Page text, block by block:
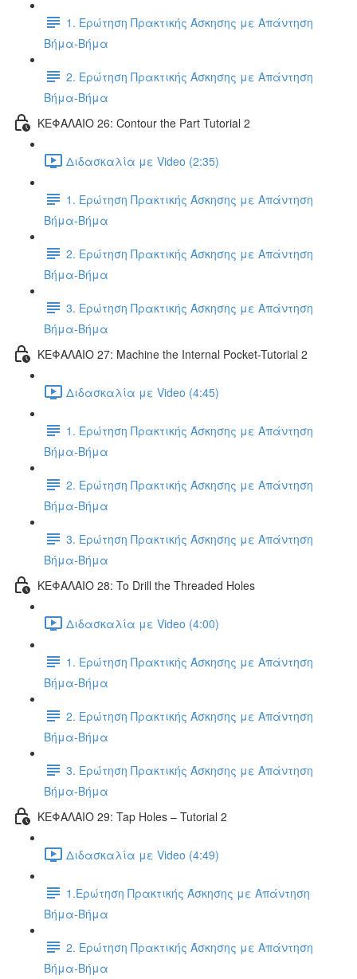
1. Ερώτηση Πρακτικής Άσκησης με Απάντηση
Βήμα-Βήμα
2. Ερώτηση Πρακτικής Άσκησης με Απάντηση
Βήμα-Βήμα
ΚΕΦΑΛΑΙΟ 26: Contour the Part Tutorial 2
Διδασκαλία με Video (2:35)
1. Ερώτηση Πρακτικής Άσκησης με Απάντηση
Βήμα-Βήμα
2. Ερώτηση Πρακτικής Άσκησης με Απάντηση
Βήμα-Βήμα
3. Ερώτηση Πρακτικής Άσκησης με Απάντηση
Βήμα-Βήμα
ΚΕΦΑΛΑΙΟ 27: Machine the Internal Pocket-Tutorial 2
Διδασκαλία με Video (4:45)
1. Ερώτηση Πρακτικής Άσκησης με Απάντηση
Βήμα-Βήμα
2. Ερώτηση Πρακτικής Άσκησης με Απάντηση
Βήμα-Βήμα
3. Ερώτηση Πρακτικής Άσκησης με Απάντηση
Βήμα-Βήμα
ΚΕΦΑΛΑΙΟ 28: To Drill the Threaded Holes
Διδασκαλία με Video (4:00)
1. Ερώτηση Πρακτικής Άσκησης με Απάντηση
Βήμα-Βήμα
2. Ερώτηση Πρακτικής Άσκησης με Απάντηση
Βήμα-Βήμα
3. Ερώτηση Πρακτικής Άσκησης με Απάντηση
Βήμα-Βήμα
ΚΕΦΑΛΑΙΟ 29: Tap Holes – Tutorial 2
Διδασκαλία με Video (4:49)
1.Ερώτηση Πρακτικής Άσκησης με Απάντηση
Βήμα-Βήμα
2. Ερώτηση Πρακτικής Άσκησης με Απάντηση
Βήμα-Βήμα